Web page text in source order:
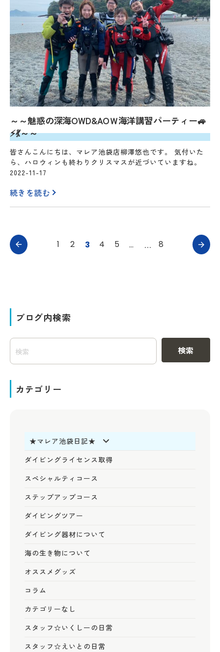
～～魅惑の深海OWD&AOＷ海洋講習パーティー🚙
⚡💃～～
皆さんこんにちは、マレア池袋店柳澤悠也です。 気付いた
ら、ハロウィンも終わりクリスマスが近づいていますね。
2022-11-17
続きを読む
1 2 3 4 5 … 8
ブログ内検索
検索
カテゴリー
★マレア池袋日記★
ダイビングライセンス取得
スペシャルティコース
ステップアップコース
ダイビングツアー
ダイビング器材について
海の生き物について
オススメグッズ
コラム
カテゴリーなし
スタッフ☆いくしーの日常
スタッフ☆えいとの日常